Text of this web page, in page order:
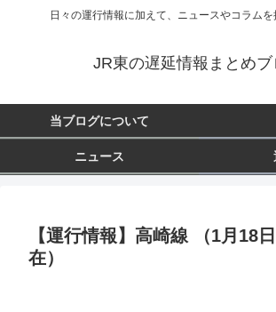
日々の運行情報に加えて、ニュースやコラム
JR東の遅延情報まとめブ
当ブログについて
ニュース
【運行情報】高崎線 （1月18
在）